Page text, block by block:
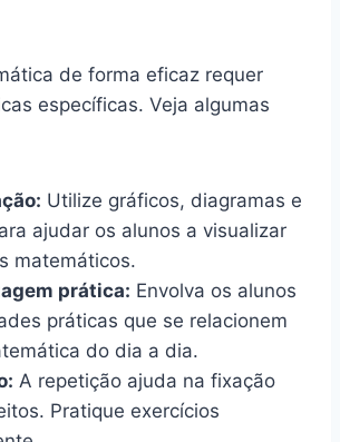
de forma eficaz requer
específicas. Veja algumas
Utilize gráficos, diagramas e
ajudar os alunos a visualizar
matemáticos.
prática: Envolva os alunos
práticas que se relacionem
do dia a dia.
A repetição ajuda na fixação
Pratique exercícios